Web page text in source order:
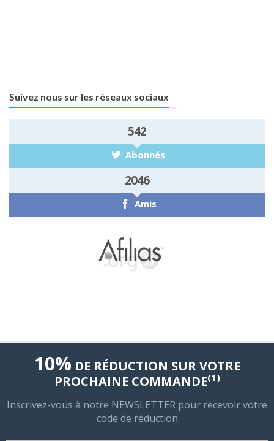
Suivez nous sur les réseaux sociaux
Abonnés
542
Amis
2046
10% DE RÉDUCTION SUR VOTRE
PROCHAINE COMMANDE(1)
Inscrivez-vous à notre NEWSLETTER pour recevoir votre
code de réduction